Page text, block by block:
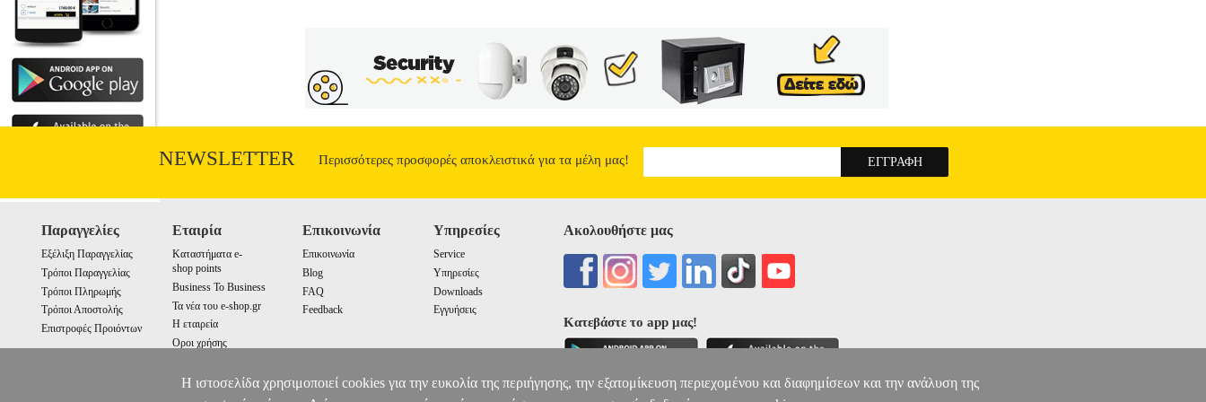
NEWSLETTER Περισσότερες προσφορές αποκλειστικά για τα μέλη μας!
Παραγγελίες
Εξέλιξη Παραγγελίας
Τρόποι Παραγγελίας
Τρόποι Πληρωμής
Τρόποι Αποστολής
Επιστροφές Προιόντων
Εταιρία
Καταστήματα e-
shop points
Business To Business
Τα νέα του e-shop.gr
Η εταιρεία
Οροι χρήσης
Επικοινωνία
Επικοινωνία
Blog
FAQ
Feedback
Υπηρεσίες
Service
Υπηρεσίες
Downloads
Εγγυήσεις
Ακολουθήστε μας
Κατεβάστε το app μας!
Η ιστοσελίδα χρησιμοποιεί cookies για την ευκολία της περιήγησης, την εξατομίκευση περιεχομένου και διαφημίσεων και την ανάλυση της